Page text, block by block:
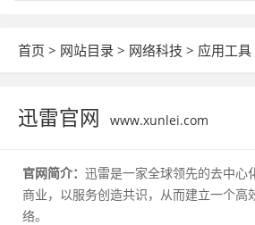
首页 > 网站目录 > 网络科技 > 应用工具
迅雷官网 www.xunlei.com
官网简介： 迅雷是一家全球领先的去中心
商业，以服务创造共识，从而建立一个高
络。